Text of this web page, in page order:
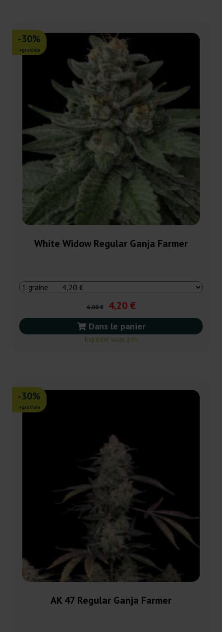
-30%
+gratisie
White Widow Regular Ganja Farmer
6,00 € 4,20 €
Dans le panier
Expédié sous 24h
-30%
+gratisie
AK 47 Regular Ganja Farmer